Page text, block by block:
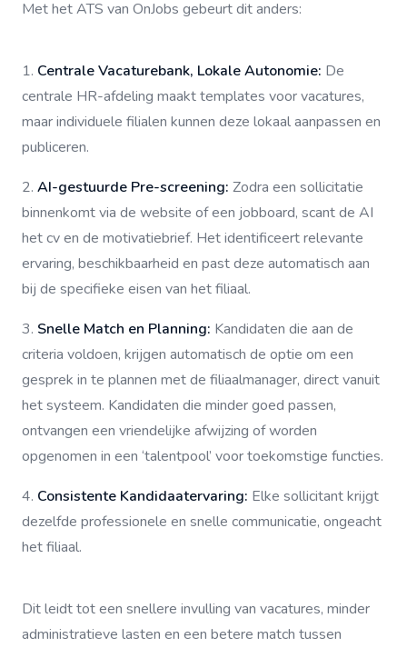
Met het ATS van OnJobs gebeurt dit anders:
1. Centrale Vacaturebank, Lokale Autonomie: De
centrale HR-afdeling maakt templates voor vacatures,
maar individuele filialen kunnen deze lokaal aanpassen en
publiceren.
2. AI-gestuurde Pre-screening: Zodra een sollicitatie
binnenkomt via de website of een jobboard, scant de AI
het cv en de motivatiebrief. Het identificeert relevante
ervaring, beschikbaarheid en past deze automatisch aan
bij de specifieke eisen van het filiaal.
3. Snelle Match en Planning: Kandidaten die aan de
criteria voldoen, krijgen automatisch de optie om een
gesprek in te plannen met de filiaalmanager, direct vanuit
het systeem. Kandidaten die minder goed passen,
ontvangen een vriendelijke afwijzing of worden
opgenomen in een ‘talentpool’ voor toekomstige functies.
4. Consistente Kandidaatervaring: Elke sollicitant krijgt
dezelfde professionele en snelle communicatie, ongeacht
het filiaal.
Dit leidt tot een snellere invulling van vacatures, minder
administratieve lasten en een betere match tussen